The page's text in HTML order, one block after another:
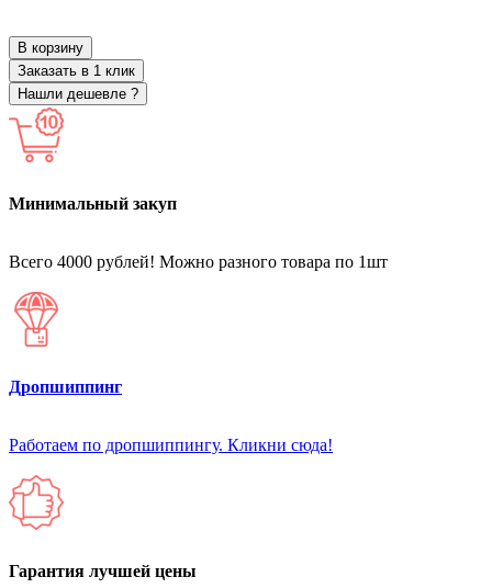
В корзину
Заказать в 1 клик
Нашли дешевле ?
Минимальный закуп
Всего 4000 рублей! Можно разного товара по 1шт
Дропшиппинг
Работаем по дропшиппингу. Кликни сюда!
Гарантия лучшей цены